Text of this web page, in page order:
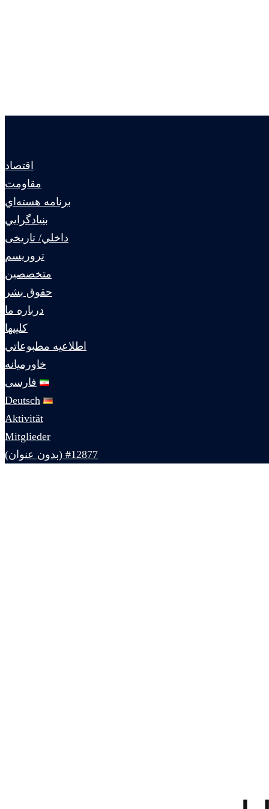
اقتصاد
مقاومت
برنامه هسته‌اي
بنيادگرايي
داخلي/ تاریخی
تروريسم
متخصصين
حقوق بشر
درباره ما
كليپها
اطلاعيه مطبوعاتي
خاورميانه
فارسی
Deutsch
Aktivität
Mitglieder
#12877 (بدون عنوان)